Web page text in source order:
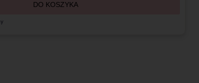
DO KOSZYKA